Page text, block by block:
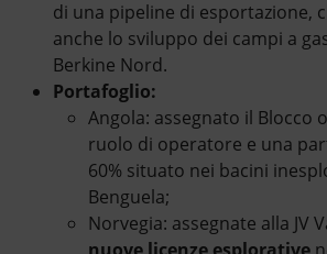
di una pipeline di esportazione,
anche lo sviluppo dei campi a
Berkine Nord.
Portafoglio:
Angola: assegnato il Blocco
ruolo di operatore e una
60% situato nei bacini
Benguela;
Norvegia: assegnate alla JV